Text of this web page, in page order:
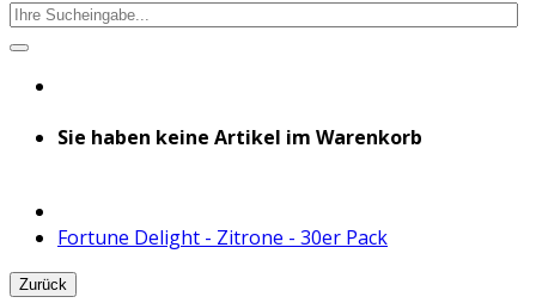
Sie haben keine Artikel im Warenkorb
Fortune Delight - Zitrone - 30er Pack
Zurück